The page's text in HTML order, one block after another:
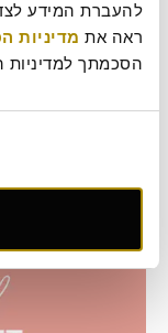
ראה את מדיניות
הסכמתך למדיניות